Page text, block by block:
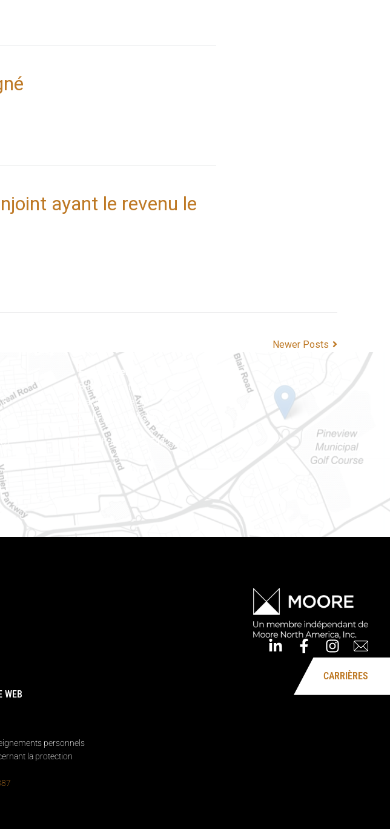
ayant le revenu le
Newer Posts
Est ontarien
888, rue Notre-Dame
Case postale 101
Embrun (Ontario) K0A 1W1
Téléphone : 613-745-8387
WEB
personnels
la protection
CARRIÈRES